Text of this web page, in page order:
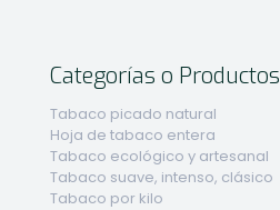
Categorías o Productos
Tabaco picado natural
Hoja de tabaco entera
Tabaco ecológico y artesanal
Tabaco suave, intenso, clásico
Tabaco por kilo